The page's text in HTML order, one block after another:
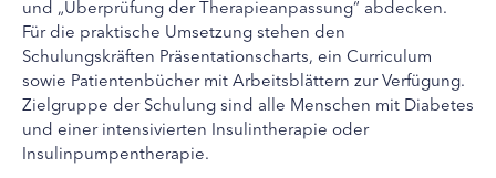
und „Überprüfung der Therapieanpassung“ abdecken.
Für die praktische Umsetzung stehen den
Schulungskräften Präsentationscharts, ein Curriculum
sowie Patientenbücher mit Arbeitsblättern zur Verfügung.
Zielgruppe der Schulung sind alle Menschen mit Diabetes
und einer intensivierten Insulintherapie oder
Insulinpumpentherapie.